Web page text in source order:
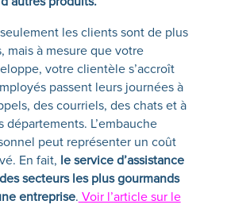
les clients sont de plus
mais à mesure que votre
votre clientèle s’accroît
passent leurs journées à
des courriels, des chats et à
départements. L’embauche
peut représenter un coût
En fait, le service d’assistance
secteurs les plus gourmands
entreprise. Voir l’article sur le